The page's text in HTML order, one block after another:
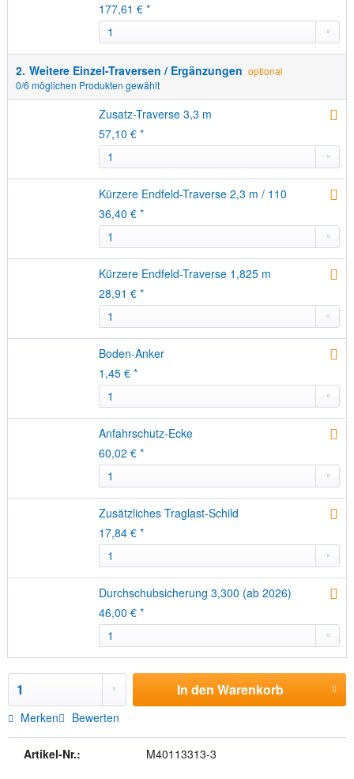
177,61 € *
2. Weitere Einzel-Traversen / Ergänzungen optional
0/6 möglichen Produkten gewählt
Zusatz-Traverse 3,3 m
57,10 € *
Kürzere Endfeld-Traverse 2,3 m / 110
36,40 € *
Kürzere Endfeld-Traverse 1,825 m
28,91 € *
Boden-Anker
1,45 € *
Anfahrschutz-Ecke
60,02 € *
Zusätzliches Traglast-Schild
17,84 € *
Durchschubsicherung 3,300 (ab 2026)
46,00 € *
In den Warenkorb
Merken Bewerten
Artikel-Nr.: M40113313-3